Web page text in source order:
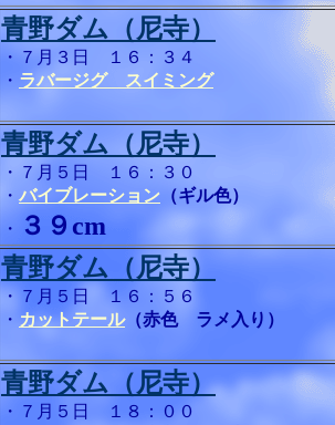
青野ダム（尼寺）
・７月３日 １６：３４
・ ラバージグ スイミング
青野ダム（尼寺）
・７月５日 １６：３０
・ バイブレーション （ギル色）
・
３９cm
青野ダム（尼寺）
・７月５日 １６：５６
・ カットテール（赤色 ラメ入り）
青野ダム（尼寺）
・７月５日 １８：００